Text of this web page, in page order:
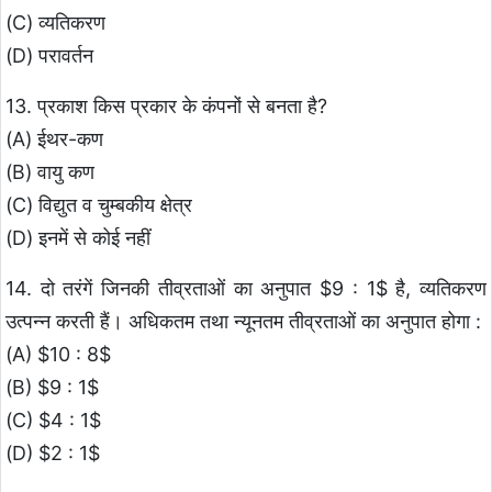
(C) व्यतिकरण
(D) परावर्तन
13. प्रकाश किस प्रकार के कंपनों से बनता है?
(A) ईथर-कण
(B) वायु कण
(C) विद्युत व चुम्बकीय क्षेत्र
(D) इनमें से कोई नहीं
14. दो तरंगें जिनकी तीव्रताओं का अनुपात $9 : 1$ है, व्यतिकरण
उत्पन्न करती हैं। अधिकतम तथा न्यूनतम तीव्रताओं का अनुपात होगा :
(A) $10 : 8$
(B) $9 : 1$
(C) $4 : 1$
(D) $2 : 1$